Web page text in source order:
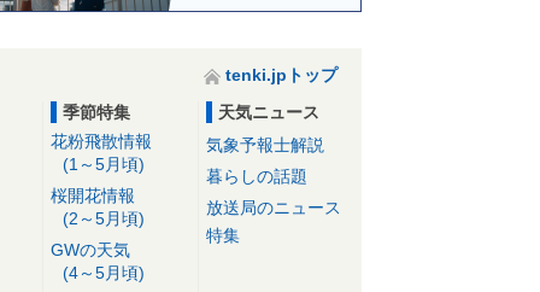
tenki.jpトップ
季節特集
花粉飛散情報
(1～5月頃)
桜開花情報
(2～5月頃)
GWの天気
(4～5月頃)
天気ニュース
気象予報士解説
暮らしの話題
放送局のニュース
特集